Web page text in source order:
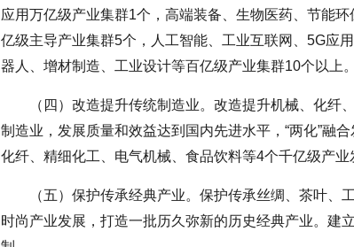
应用万亿级产业集群1个，高端装备、生物医药、节能
亿级主导产业集群5个，人工智能、工业互联网、5G应
器人、增材制造、工业设计等百亿级产业集群10个以上。
（四）改造提升传统制造业。改造提升机械、化纤
制造业，发展质量和效益达到国内先进水平，“两化”融
化纤、精细化工、电气机械、食品饮料等4个千亿级产业
（五）保护传承经典产业。保护传承丝绸、茶叶、
时尚产业发展，打造一批历久弥新的历史经典产业。建